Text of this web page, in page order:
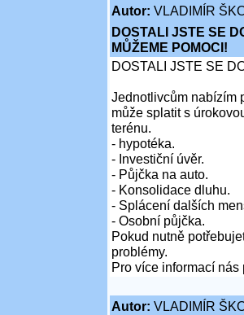
Autor: VLADIMÍR
DOSTALI JSTE SE
MŮŽEME POMOCI!
DOSTALI JSTE SE
Jednotlivcům nabízím
může splatit s
terénu.
- hypotéka.
- Investiční úvěr.
- Půjčka na auto.
- Konsolidace dluhu.
- Splácení dalších
- Osobní půjčka.
Pokud nutně
problémy.
Pro více informací nás
Autor: VLADIMÍR